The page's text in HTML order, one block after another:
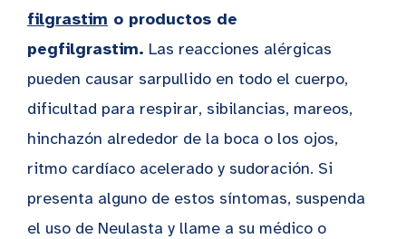
filgrastim o productos de
pegfilgrastim. Las reacciones alérgicas
pueden causar sarpullido en todo el cuerpo,
dificultad para respirar, sibilancias, mareos,
hinchazón alrededor de la boca o los ojos,
ritmo cardíaco acelerado y sudoración. Si
presenta alguno de estos síntomas, suspenda
el uso de Neulasta y llame a su médico o